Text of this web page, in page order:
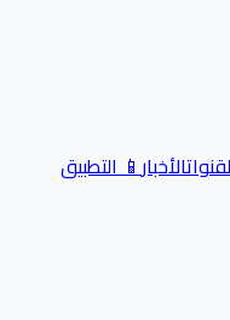
الأخبار📱 التطبيق